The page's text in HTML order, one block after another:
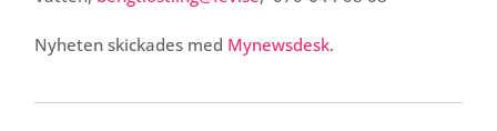
Nyheten skickades med Mynewsdesk.